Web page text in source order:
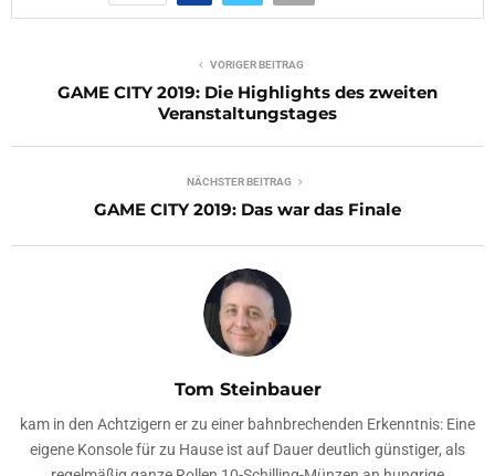
VORIGER BEITRAG
GAME CITY 2019: Die Highlights des zweiten
Veranstaltungstages
NÄCHSTER BEITRAG
GAME CITY 2019: Das war das Finale
Tom Steinbauer
kam in den Achtzigern er zu einer bahnbrechenden Erkenntnis: Eine
eigene Konsole für zu Hause ist auf Dauer deutlich günstiger, als